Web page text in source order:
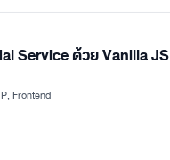
Service ด้วย Vanilla JS
Frontend